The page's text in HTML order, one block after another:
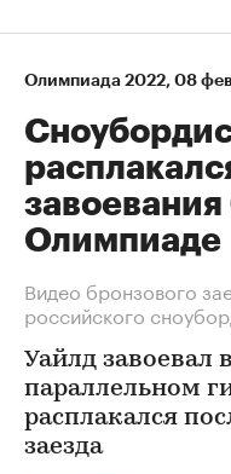
Олимпиада 2022⁠, 08
Олимпиаде
Видео бронзового
российского
Уайлд завоевал
параллельном
расплакался
заезда